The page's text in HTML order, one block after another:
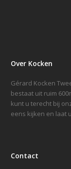
Over Kocken
Gérard Kocken
bestaat uit ruim
kunt u terecht bij
eens kijken en laat
Contact